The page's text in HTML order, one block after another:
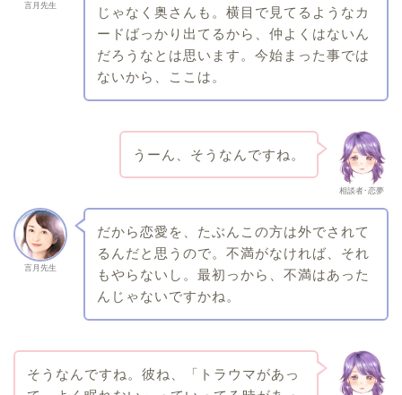
言月先生
じゃなく奥さんも。横目で見てるようなカ
ードばっかり出てるから、仲よくはないん
だろうなとは思います。今始まった事では
ないから、ここは。
相談者･恋夢
うーん、そうなんですね。
言月先生
だから恋愛を、たぶんこの方は外でされて
るんだと思うので。不満がなければ、それ
もやらないし。最初っから、不満はあった
んじゃないですかね。
そうなんですね。彼ね、「トラウマがあっ